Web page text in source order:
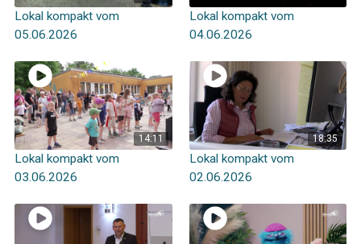
Lokal kompakt vom
05.06.2026
Lokal kompakt vom
04.06.2026
14:11
Lokal kompakt vom
03.06.2026
18:35
Lokal kompakt vom
02.06.2026